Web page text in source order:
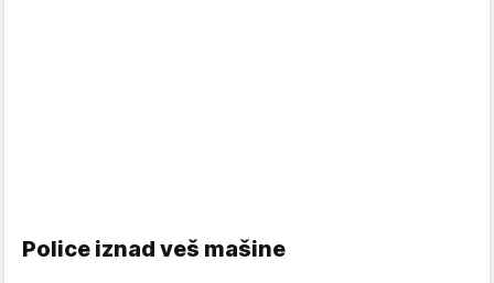
Police iznad veš mašine